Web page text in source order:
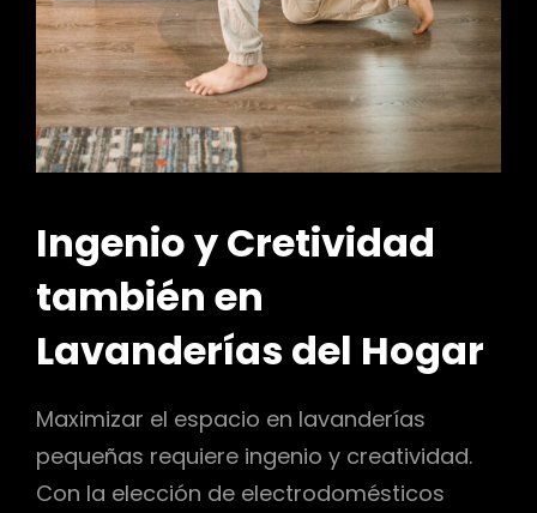
Ingenio y Cretividad
también en
Lavanderías del Hogar
Maximizar el espacio en lavanderías
pequeñas requiere ingenio y creatividad.
Con la elección de electrodomésticos